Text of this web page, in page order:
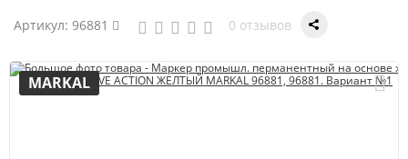
Артикул: 96881 0 отзывов
MARKAL